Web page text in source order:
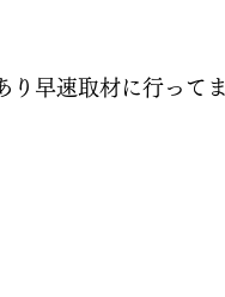
り早速取材に行ってま